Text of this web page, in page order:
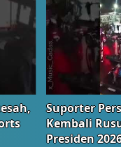
Suporter
Kembali
Presiden